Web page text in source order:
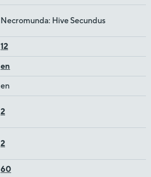
Necromunda: Hive Secundus
12
en
en
2
2
60